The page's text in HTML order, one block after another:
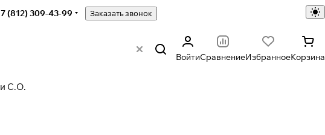
(812) 309-43-99 Заказать звонок
ВойтиСравнениеИзбранноеКорзина
С.О.